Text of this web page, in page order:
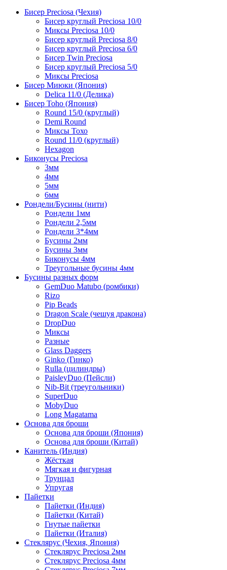
Бисер Preciosa (Чехия)
Бисер круглый Preciosa 10/0
Миксы Preciosa 10/0
Бисер круглый Preciosa 8/0
Бисер круглый Preciosa 6/0
Бисер Twin Preciosa
Бисер круглый Preciosa 5/0
Миксы Preciosa
Бисер Миюки (Япония)
Delica 11/0 (Делика)
Бисер Toho (Япония)
Round 15/0 (круглый)
Demi Round
Миксы Тохо
Round 11/0 (круглый)
Hexagon
Биконусы Preciosa
3мм
4мм
5мм
6мм
Рондели/Бусины (нити)
Рондели 1мм
Рондели 2,5мм
Рондели 3*4мм
Бусины 2мм
Бусины 3мм
Биконусы 4мм
Треугольные бусины 4мм
Бусины разных форм
GemDuo Matubo (ромбики)
Rizo
Pip Beads
Dragon Scale (чешуя дракона)
DropDuo
Миксы
Разные
Glass Daggers
Ginko (Гинко)
Rulla (цилиндры)
PaisleyDuo (Пейсли)
Nib-Bit (треугольники)
SuperDuo
MobyDuo
Long Magatama
Основа для броши
Основа для броши (Япония)
Основа для броши (Китай)
Канитель (Индия)
Жёсткая
Мягкая и фигурная
Трунцал
Упругая
Пайетки
Пайетки (Индия)
Пайетки (Китай)
Гнутые пайетки
Пайетки (Италия)
Стеклярус (Чехия, Япония)
Стеклярус Preciosa 2мм
Стеклярус Preciosa 4мм